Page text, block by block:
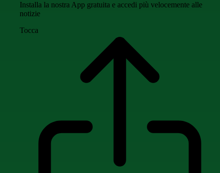
Installa la nostra App gratuita e accedi più velocemente alle
notizie
Tocca